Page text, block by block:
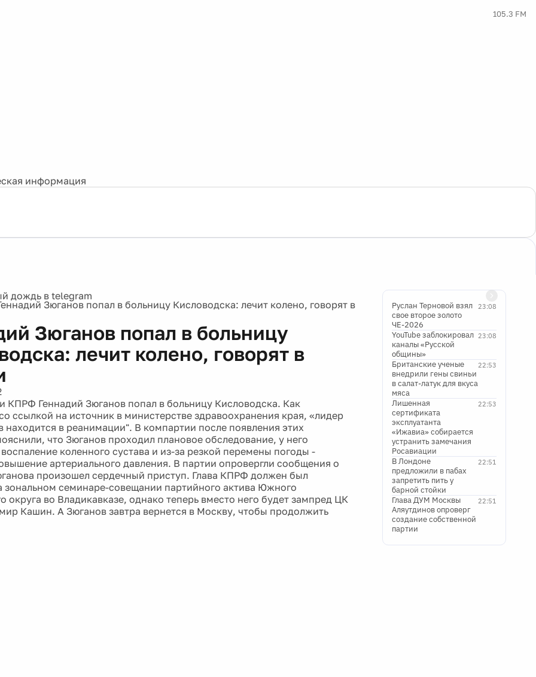
105.3 FM
информация
Зюганов попал в больницу Кисловодска: лечит колено, говорят в
Зюганов попал в больницу
лечит колено, говорят в
КПРФ Геннадий Зюганов попал в больницу Кисловодска. Как
ссылкой на источник в министерстве здравоохранения края, «лидер
находится в реанимации". В компартии после появления этих
что Зюганов проходил плановое обследование, у него
коленного сустава и из-за резкой перемены погоды -
артериального давления. В партии опровергли сообщения о
произошел сердечный приступ. Глава КПРФ должен был
зональном семинаре-совещании партийного актива Южного
округа во Владикавказе, однако теперь вместо него будет зампред ЦК
Кашин. А Зюганов завтра вернется в Москву, чтобы продолжить
23:08
Руслан Терновой взял
свое второе золото
ЧЕ-2026
23:08
YouTube заблокировал
каналы «Русской
общины»
22:53
Британские ученые
внедрили гены свиньи
в салат-латук для вкуса
мяса
22:53
Лишенная
сертификата
эксплуатанта
«Ижавиа» собирается
устранить замечания
Росавиации
22:51
В Лондоне
предложили в пабах
запретить пить у
барной стойки
22:51
Глава ДУМ Москвы
Аляутдинов опроверг
создание собственной
партии